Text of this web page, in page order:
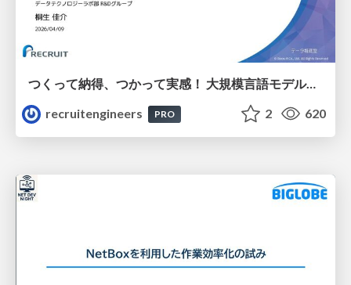
つくって納得、つかって実感！ 大規模言語モデルことはじめ ver2.0
recruitengineers
PRO 2 620